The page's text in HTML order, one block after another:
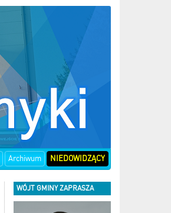
Archiwum NIEDOWIDZĄCY
WÓJT GMINY ZAPRASZA